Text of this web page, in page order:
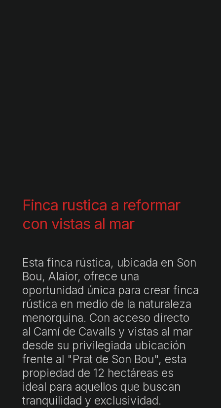
Finca rustica a reformar
con vistas al mar
Esta finca rústica, ubicada en Son
Bou, Alaior, ofrece una
oportunidad única para crear finca
rústica en medio de la naturaleza
menorquina. Con acceso directo
al Camí de Cavalls y vistas al mar
desde su privilegiada ubicación
frente al "Prat de Son Bou", esta
propiedad de 12 hectáreas es
ideal para aquellos que buscan
tranquilidad y exclusividad.